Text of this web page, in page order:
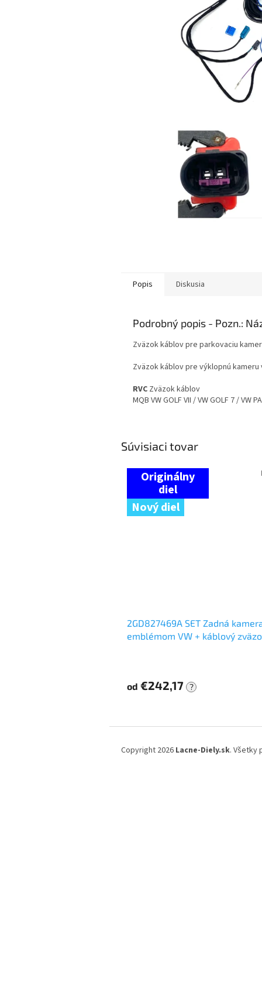
Popis Diskusia
Podrobný popis
Zväzok káblov pre parkovaciu
Zväzok káblov pre výklopnú kameru
RVC Zväzok káblov
MQB VW GOLF VII / VW GOLF 7 / VW
Súvisiaci tovar
Nový diel
2GD827469A SET Zadná
emblémom VW + káblový
od €242,17 ?
Copyright 2026 Lacne-Diely.sk. Všetky